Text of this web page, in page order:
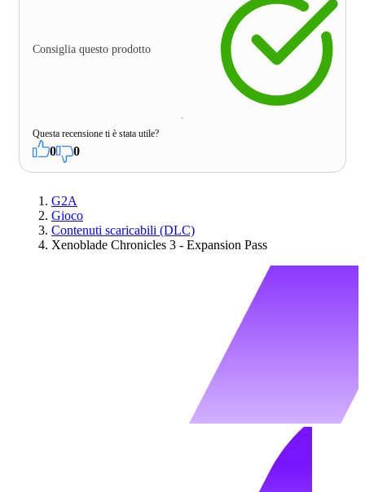
Consiglia questo prodotto
Questa recensione ti è stata utile?
0 0
G2A
Gioco
Contenuti scaricabili (DLC)
Xenoblade Chronicles 3 - Expansion Pass